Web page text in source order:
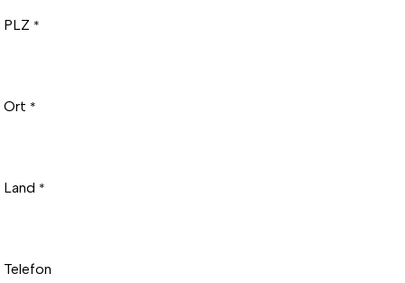
PLZ *
Ort *
Land *
Telefon